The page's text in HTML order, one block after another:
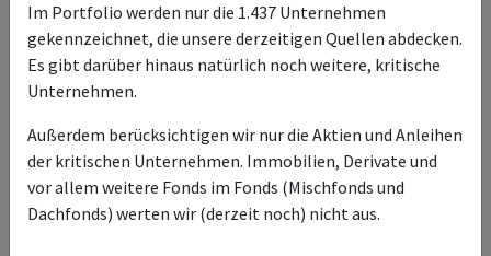
Name
Vanguard FTSE North
America UCITS ETF USD
ISIN des Fonds IE00BKX55R35
Typ des Fonds ETF
Fondsmanagement
Vanguard Group (Ireland)
Im Portfolio werden nur die 1.437 Unternehmen
gekennzeichnet, die unsere derzeitigen Quellen abdecken.
Es gibt darüber hinaus natürlich noch weitere, kritische
Unternehmen.
Außerdem berücksichtigen wir nur die Aktien und Anleihen
der kritischen Unternehmen. Immobilien, Derivate und
vor allem weitere Fonds im Fonds (Mischfonds und
Dachfonds) werten wir (derzeit noch) nicht aus.